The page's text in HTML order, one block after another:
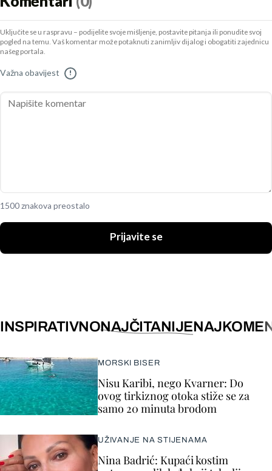
Uključite se u raspravu – podijelite svoje mišljenje, postavite pitanja ili ponudite svoj
pogled na temu. Vaš komentar može potaknuti zanimljiv dijalog i obogatiti zajednicu
našeg portala.
Važna obavijest !
1500 znakova preostalo
Prijavite se
INSPIRATIVNONAJČITANIJE
MORSKI BISER
Nisu Karibi, nego Kvarner: Do
ovog tirkiznog otoka stiže se za
samo 20 minuta brodom
UŽIVANJE NA STIJENAMA
Nina Badrić: Kupaći kostim